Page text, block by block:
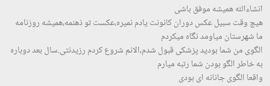
انشاءالله همیشه موفق باشی
هیچ وقت سبیل عکس دوران کانونت یادم نمیره،عکست تو ذهنمه،همیشه روزنامه
ما شهرستان میاومد نگاه میکردم
الگوی من شما بودید پزشکی قبول شدم،الانم شروع کردم رزیدنتی.سال بعد دوباره
به خاطر الگو بودن شما رتبه میارم
واقعا الگوی جانانه ای بودی